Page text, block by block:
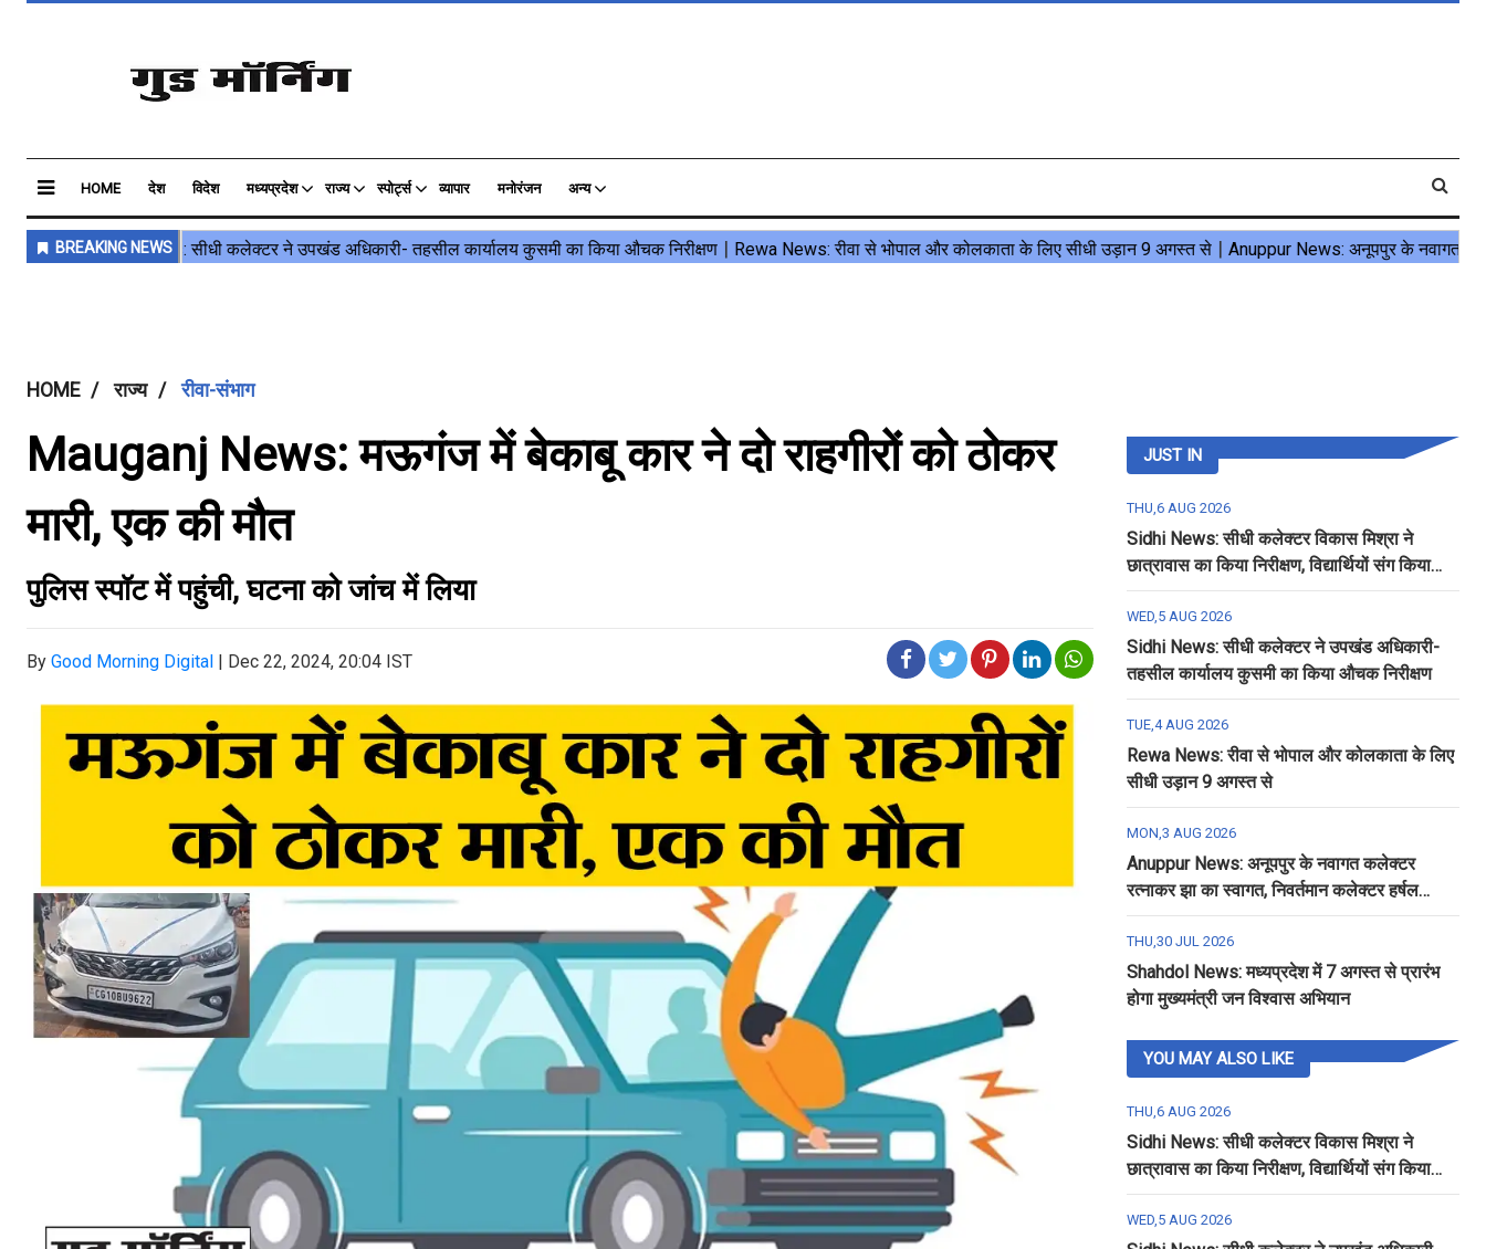
HOME देश विदेश मध्यप्रदेश राज्य स्पोर्ट्स व्यापार मनोरंजन अन्य
HOME राज्य रीवा-संभाग
Mauganj News: मऊगंज में बेकाबू कार ने दो राहगीरों को ठोकर
मारी, एक की मौत
पुलिस स्पॉट में पहुंची, घटना को जांच में लिया
By Good Morning Digital | Dec 22, 2024, 20:04 IST
JUST IN
THU,6 AUG 2026
Sidhi News: सीधी कलेक्टर विकास मिश्रा ने
छात्रावास का किया निरीक्षण, विद्यार्थियों संग किया
रात्रि भोजन
WED,5 AUG 2026
Sidhi News: सीधी कलेक्टर ने उपखंड अधिकारी-
तहसील कार्यालय कुसमी का किया औचक निरीक्षण
TUE,4 AUG 2026
Rewa News: रीवा से भोपाल और कोलकाता के लिए
सीधी उड़ान 9 अगस्त से
MON,3 AUG 2026
Anuppur News: अनूपपुर के नवागत कलेक्टर
रत्नाकर झा का स्वागत, निवर्तमान कलेक्टर हर्षल
पंचोली को दी गई विदाई
THU,30 JUL 2026
Shahdol News: मध्यप्रदेश में 7 अगस्त से प्रारंभ
होगा मुख्यमंत्री जन विश्वास अभियान
YOU MAY ALSO LIKE
THU,6 AUG 2026
Sidhi News: सीधी कलेक्टर विकास मिश्रा ने
छात्रावास का किया निरीक्षण, विद्यार्थियों संग किया
रात्रि भोजन
WED,5 AUG 2026